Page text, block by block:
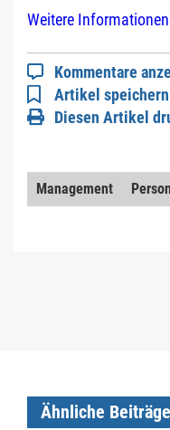
Weitere
Kommentare
Artikel speichern
Diesen Artikel
Management
Ähnliche Beiträge